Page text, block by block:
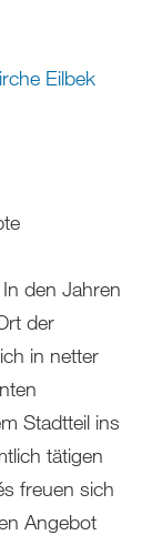
Eilbek
den Jahren
der
in netter
Stadtteil ins
tätigen
freuen sich
Angebot